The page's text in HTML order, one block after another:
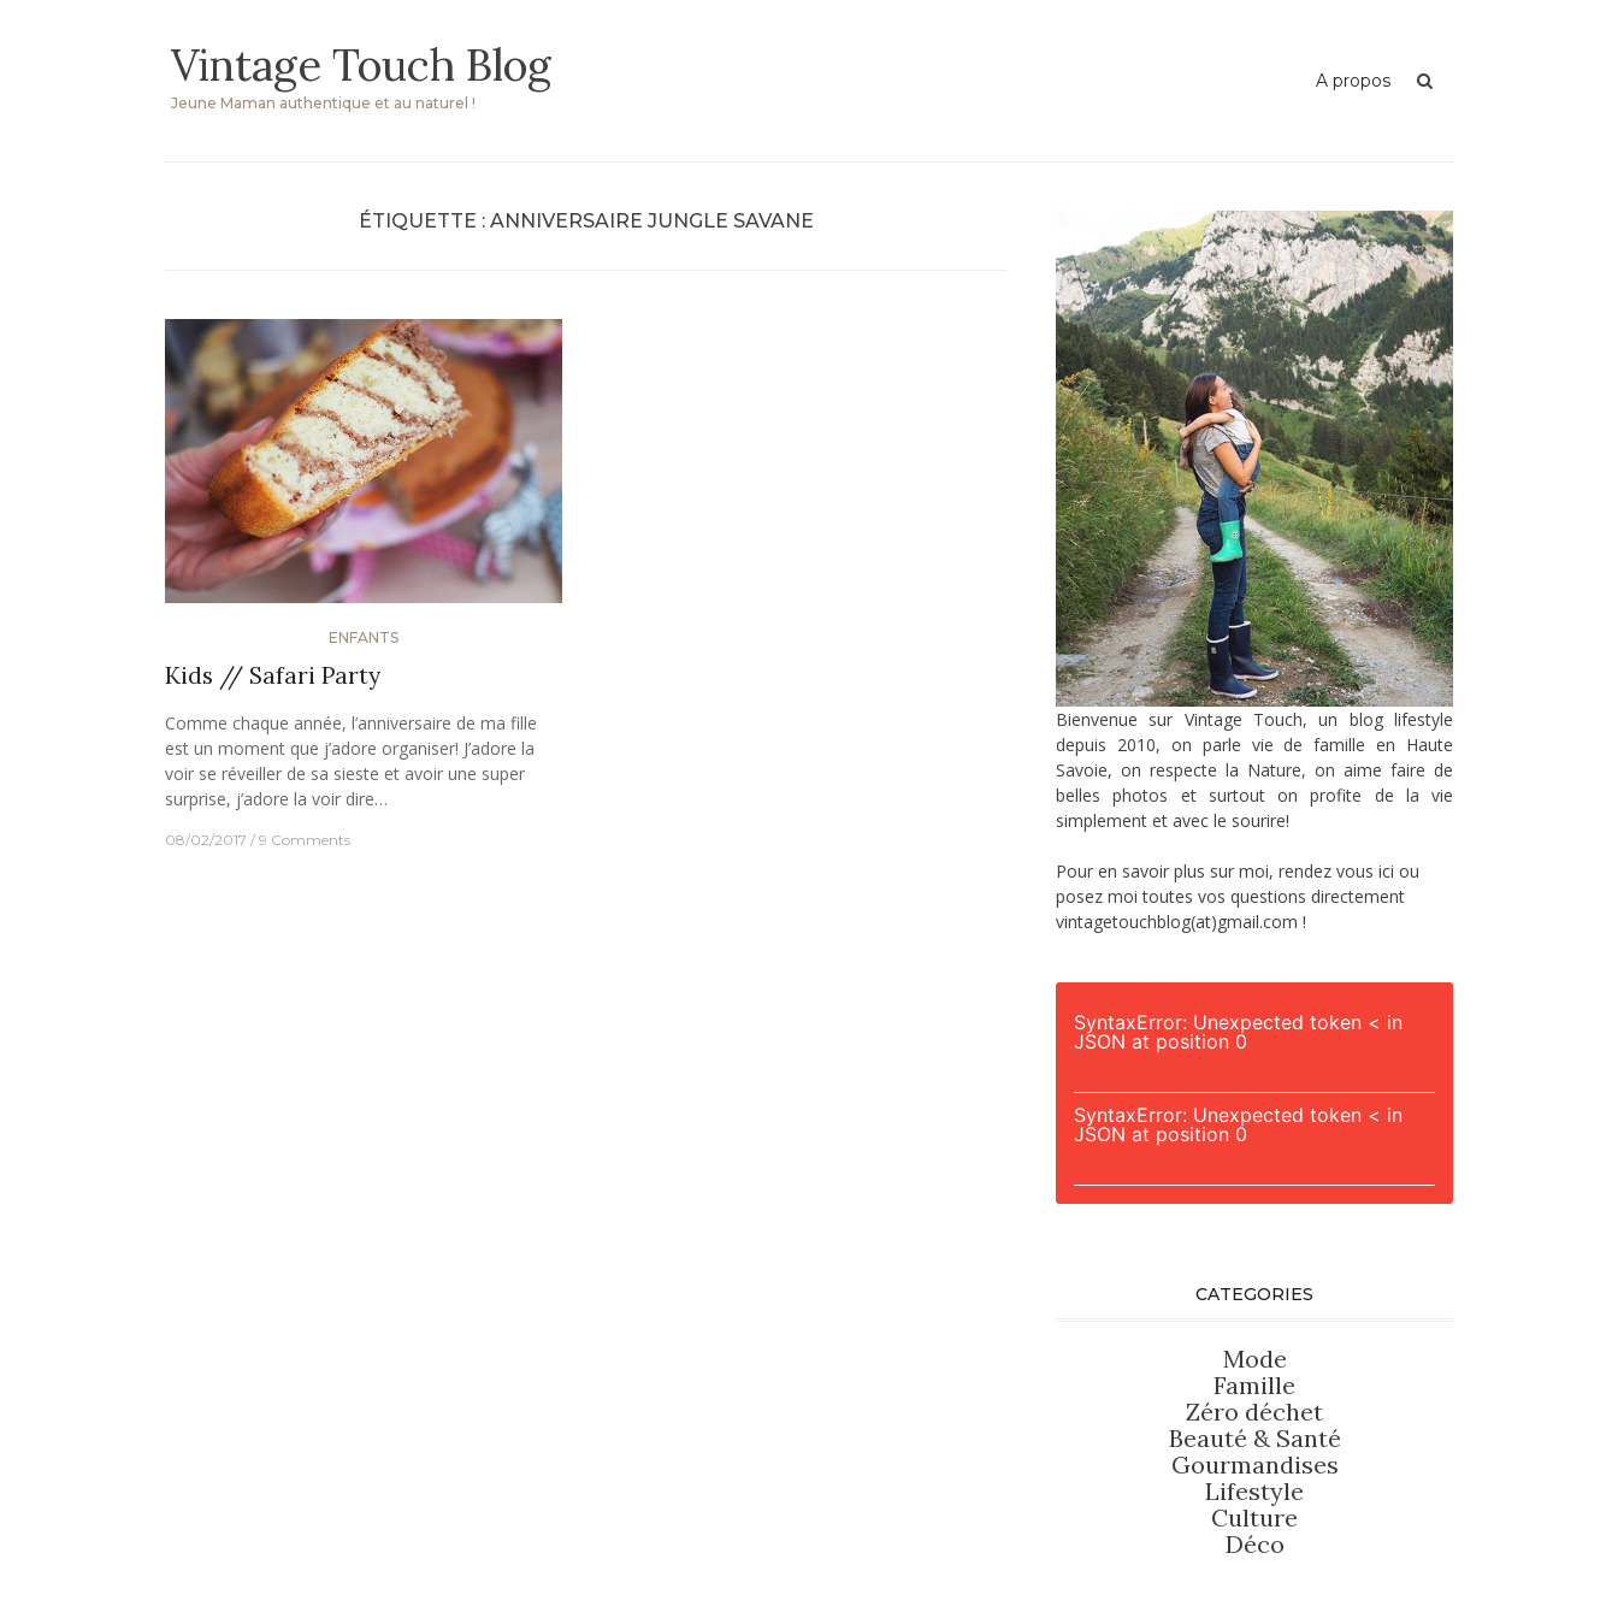
contentVintage Touch Blog
Jeune Maman authentique et au naturel !
A propos
ÉTIQUETTE : ANNIVERSAIRE JUNGLE SAVANE
ENFANTS
Kids // Safari Party
Comme chaque année, l’anniversaire de ma fille
est un moment que j’adore organiser! J’adore la
voir se réveiller de sa sieste et avoir une super
surprise, j’adore la voir dire…
08/02/2017 9 Comments
Bienvenue sur Vintage Touch, un blog lifestyle
depuis 2010, on parle vie de famille en Haute
Savoie, on respecte la Nature, on aime faire de
belles photos et surtout on profite de la vie
simplement et avec le sourire!
Pour en savoir plus sur moi, rendez vous ici ou
posez moi toutes vos questions directement
vintagetouchblog(at)gmail.com !
SyntaxError: Unexpected token < in
JSON at position 0
SyntaxError: Unexpected token < in
JSON at position 0
CATEGORIES
Mode
Famille
Zéro déchet
Beauté & Santé
Gourmandises
Lifestyle
Culture
Déco